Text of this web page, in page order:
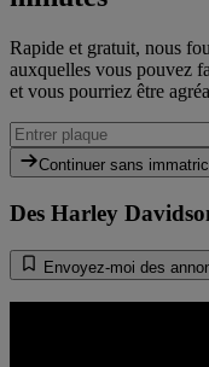
Rapide et gratuit, nous
auxquelles vous pouvez
et vous pourriez être
Continuer sans
Des Harley
Envoyez-moi des